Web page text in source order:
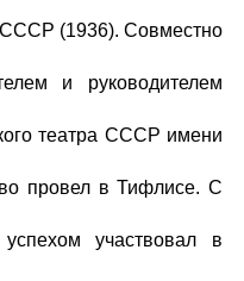
СССР (1936). Совместно
и руководителем
театра СССР имени
провел в Тифлисе. С
участвовал в